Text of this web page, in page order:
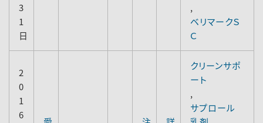
3
1
日
,
ベリマークＳ
Ｃ
2
0
1
6
クリーンサポ
ート
,
サプロール